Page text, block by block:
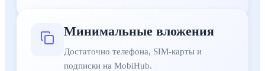
Минимальные вложения
Достаточно телефона, SIM-карты и
подписки на MobiHub.